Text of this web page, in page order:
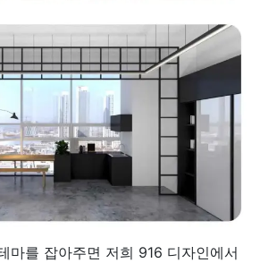
마를 잡아주면 저희 916 디자인에서